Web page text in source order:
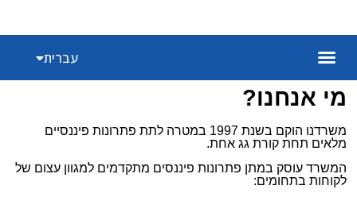
עברית
Español
מי אנחנו?
משרדנו הוקם בשנת 1997 במטרה לתת פתרונות פיננסיים
מלאים תחת קורת גג אחת.
המשרד עוסק במתן פתרונות פיננסים מתקדמים למגוון עצום של
לקוחות בתחומים: